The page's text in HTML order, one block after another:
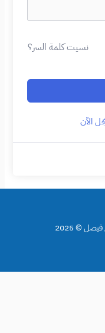
نسيت كلمة السر؟
الآن
© 2025